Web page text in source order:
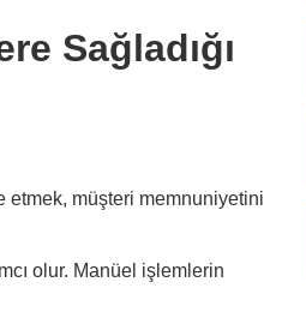
Sağladığı
etmek, müşteri memnuniyetini
olur. Manüel işlemlerin